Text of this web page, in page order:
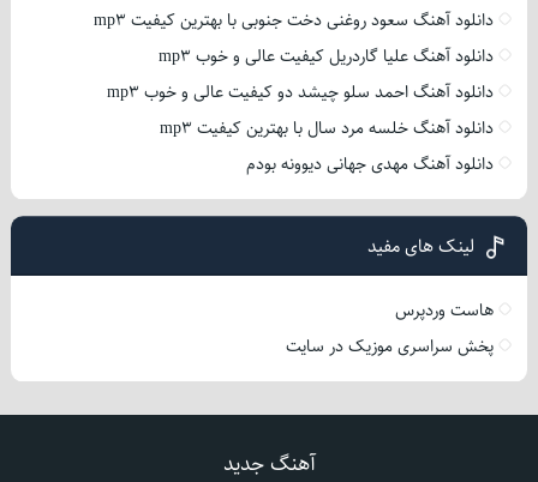
دانلود آهنگ سعود روغنی دخت جنوبی با بهترین کیفیت mp3
دانلود آهنگ علیا گاردریل کیفیت عالی و خوب mp3
دانلود آهنگ احمد سلو چیشد دو کیفیت عالی و خوب mp3
دانلود آهنگ خلسه مرد سال با بهترین کیفیت mp3
دانلود آهنگ مهدی جهانی دیوونه بودم
لینک های مفید
هاست وردپرس
پخش سراسری موزیک در سایت
آهنگ جدید